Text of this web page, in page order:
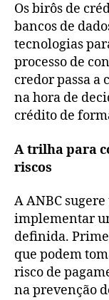
Os birôs de
bancos de
tecnologias
processo de
credor passa a
na hora de
crédito de
A trilha para
riscos
A ANBC
implementar
definida.
que podem
risco de
na prevenção